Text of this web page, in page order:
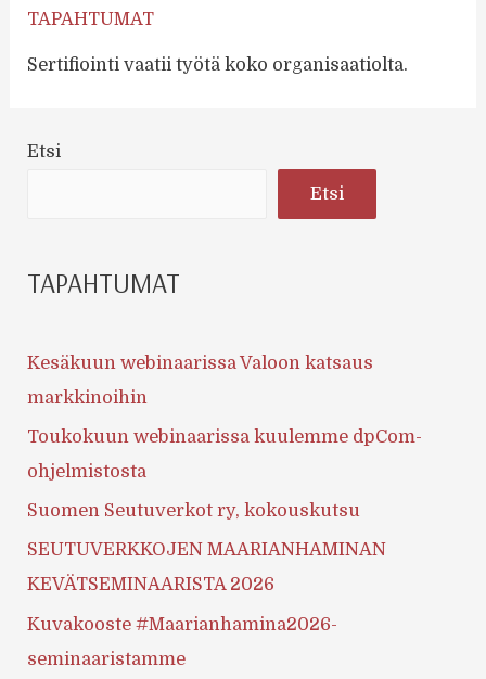
TAPAHTUMAT
Sertifiointi vaatii työtä koko organisaatiolta.
Etsi
Etsi
TAPAHTUMAT
Kesäkuun webinaarissa Valoon katsaus
markkinoihin
Toukokuun webinaarissa kuulemme dpCom-
ohjelmistosta
Suomen Seutuverkot ry, kokouskutsu
SEUTUVERKKOJEN MAARIANHAMINAN
KEVÄTSEMINAARISTA 2026
Kuvakooste #Maarianhamina2026-
seminaaristamme